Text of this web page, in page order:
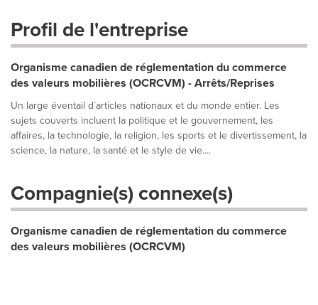
Profil de l'entreprise
Organisme canadien de réglementation du commerce
des valeurs mobilières (OCRCVM) - Arrêts/Reprises
Un large éventail d´articles nationaux et du monde entier. Les
sujets couverts incluent la politique et le gouvernement, les
affaires, la technologie, la religion, les sports et le divertissement, la
science, la nature, la santé et le style de vie....
Compagnie(s) connexe(s)
Organisme canadien de réglementation du commerce
des valeurs mobilières (OCRCVM)